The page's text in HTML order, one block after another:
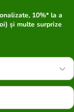
10%* la a
și multe surprize